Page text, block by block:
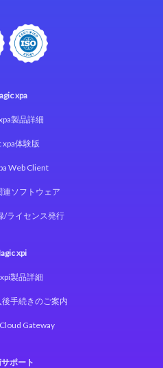
xpa
製品詳細
xpa体験版
Web Client
連ソフトウェア
/ライセンス発行
xpi
製品詳細
手続きのご案内
Gateway
ポート